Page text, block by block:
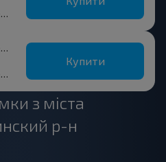
Колодежи Пов, Червенский р-н МИНСКАЯ ОБЛ. Беларусь
Мирославка, Березинский р-н МИНСКАЯ ОБЛ.
Колодежи Пов, Червенский р-н МИНСКАЯ ОБЛ. Беларусь
Купити
з міста
р-н